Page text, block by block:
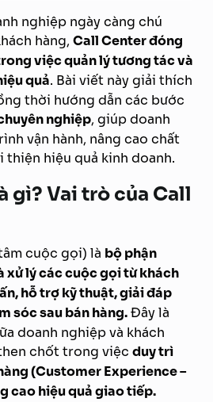
nghiệp ngày càng chú
hàng, Call Center đóng
việc quản lý tương tác và
quả. Bài viết này giải thích
thời hướng dẫn các bước
nghiệp, giúp doanh
vận hành, nâng cao chất
thiện hiệu quả kinh doanh.
gì? Vai trò của Call
cuộc gọi) là bộ phận
xử lý các cuộc gọi từ khách
hỗ trợ kỹ thuật, giải đáp
sóc sau bán hàng.Đây là
doanh nghiệp và khách
chốt trong việc duy trì
(Customer Experience –
cao hiệu quả giao tiếp.